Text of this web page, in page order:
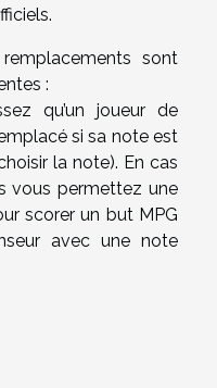
sont
:
qu’un joueur de
si sa note est
la note). En cas
vous permettez une
scorer un but MPG
avec une note